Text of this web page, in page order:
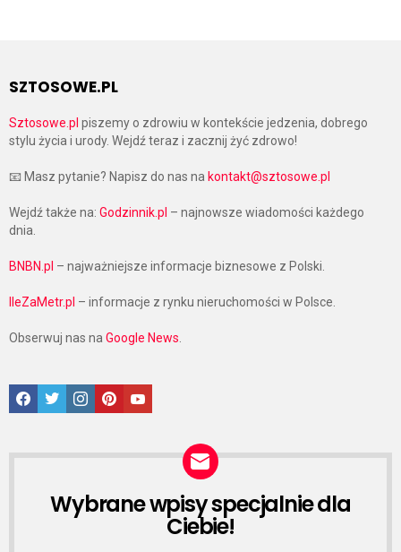
SZTOSOWE.PL
Sztosowe.pl piszemy o zdrowiu w kontekście jedzenia, dobrego
stylu życia i urody. Wejdź teraz i zacznij żyć zdrowo!
📧 Masz pytanie? Napisz do nas na kontakt@sztosowe.pl
Wejdź także na: Godzinnik.pl – najnowsze wiadomości każdego
dnia.
BNBN.pl – najważniejsze informacje biznesowe z Polski.
IleZaMetr.pl – informacje z rynku nieruchomości w Polsce.
Obserwuj nas na Google News
Facebook
TwitterInstagramPinterestGoogle News
NEWSLETTER
Wybrane wpisy specjalnie dla
Ciebie!